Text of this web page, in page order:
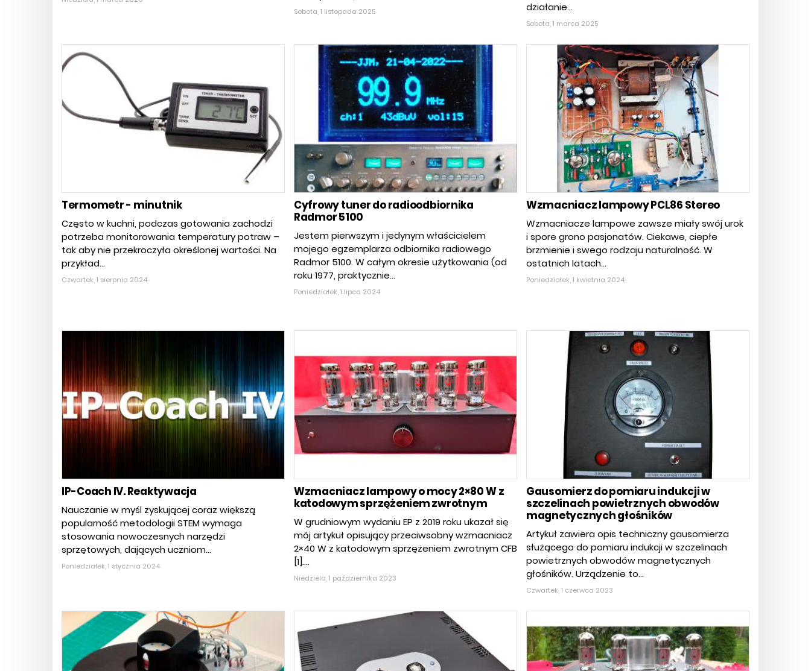
Sobota, 1 listopada 2025
działanie...
Sobota, 1 marca 2025
Termometr - minutnik
Często w kuchni, podczas gotowania zachodzi
potrzeba monitorowania temperatury potraw –
tak aby nie przekroczyła określonej wartości. Na
przykład...
Czwartek, 1 sierpnia 2024
Cyfrowy tuner do radioodbiornika
Radmor 5100
Jestem pierwszym i jedynym właścicielem
mojego egzemplarza odbiornika radiowego
Radmor 5100. W całym okresie użytkowania (od
roku 1977, praktycznie...
Poniedziałek, 1 lipca 2024
Wzmacniacz lampowy PCL86 Stereo
Wzmacniacze lampowe zawsze miały swój urok
i spore grono pasjonatów. Ciekawe, ciepłe
brzmienie i swego rodzaju naturalność. W
ostatnich latach...
Poniedziałek, 1 kwietnia 2024
IP-Coach IV. Reaktywacja
Nauczanie w myśl zyskującej coraz większą
popularność metodologii STEM wymaga
stosowania nowoczesnych narzędzi
sprzętowych, dających uczniom...
Poniedziałek, 1 stycznia 2024
Wzmacniacz lampowy o mocy 2×80 W z
katodowym sprzężeniem zwrotnym
W grudniowym wydaniu EP z 2019 roku ukazał się
mój artykuł opisujący przeciwsobny wzmacniacz
2×40 W z katodowym sprzężeniem zwrotnym CFB
[1]....
Niedziela, 1 października 2023
Gausomierz do pomiaru indukcji w
szczelinach powietrznych obwodów
magnetycznych głośników
Artykuł zawiera opis techniczny gausomierza
służącego do pomiaru indukcji w szczelinach
powietrznych obwodów magnetycznych
głośników. Urządzenie to...
Czwartek, 1 czerwca 2023